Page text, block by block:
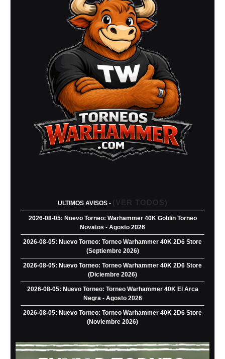
ULTIMOS AVISOS - (VER TODOS)
2026-08-05: Nuevo Torneo: Warhammer 40K Goblin Torneo
Novatos - Agosto 2026
2026-08-05: Nuevo Torneo: Torneo Warhammer 40K 2D6 Store
(Septiembre 2026)
2026-08-05: Nuevo Torneo: Torneo Warhammer 40K 2D6 Store
(Diciembre 2026)
2026-08-05: Nuevo Torneo: Torneo Warhammer 40K El Arca
Negra - Agosto 2026
2026-08-05: Nuevo Torneo: Torneo Warhammer 40K 2D6 Store
(Noviembre 2026)